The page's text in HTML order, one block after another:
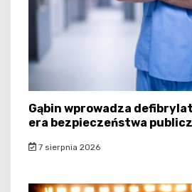
Gąbin wprowadza
era bezpieczeństwa
7 sierpnia 2026